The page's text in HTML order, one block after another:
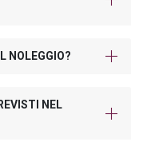
NOLEGGIO?
NEL